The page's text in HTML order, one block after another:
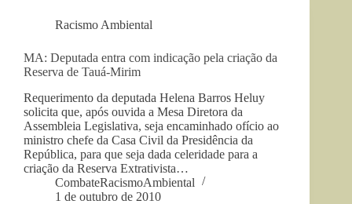
Racismo Ambiental
MA: Deputada entra com indicação pela criação da
Reserva de Tauá-Mirim
Requerimento da deputada Helena Barros Heluy
solicita que, após ouvida a Mesa Diretora da
Assembleia Legislativa, seja encaminhado ofício ao
ministro chefe da Casa Civil da Presidência da
República, para que seja dada celeridade para a
criação da Reserva Extrativista…
CombateRacismoAmbiental
1 de outubro de 2010